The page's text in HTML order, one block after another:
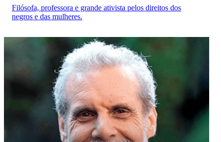
Filósofa, professora e grande ativista pelos direitos dos
negros e das mulheres.